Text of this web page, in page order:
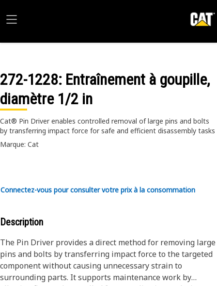
272-1228: Entraînement à goupille,
diamètre 1/2 in
Cat® Pin Driver enables controlled removal of large pins and bolts
by transferring impact force for safe and efficient disassembly tasks
Marque: Cat
Connectez-vous pour consulter votre prix à la consommation
Description
The Pin Driver provides a direct method for removing large
pins and bolts by transferring impact force to the targeted
component without causing unnecessary strain to
surrounding parts. It supports maintenance work by